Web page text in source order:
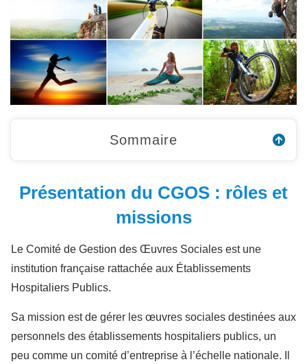
Sommaire
Présentation du CGOS : rôles et
missions
Le Comité de Gestion des Œuvres Sociales est une
institution française rattachée aux Établissements
Hospitaliers Publics.
Sa mission est de gérer les œuvres sociales destinées aux
personnels des établissements hospitaliers publics, un
peu comme un comité d’entreprise à l’échelle nationale. Il